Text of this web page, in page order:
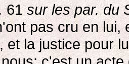
61sur les par. du
pas cru en
et la justice pour